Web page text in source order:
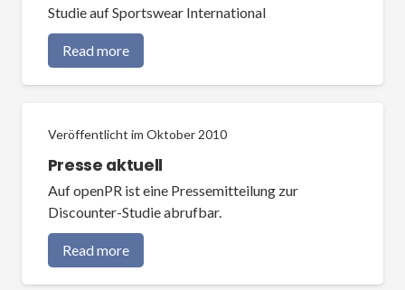
Studie auf Sportswear International
Read more
Veröffentlicht im Oktober 2010
Presse aktuell
Auf openPR ist eine Pressemitteilung zur
Discounter-Studie abrufbar.
Read more